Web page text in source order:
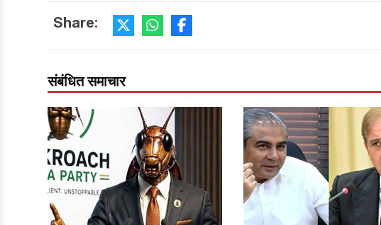
Share:
संबंधित समाचार